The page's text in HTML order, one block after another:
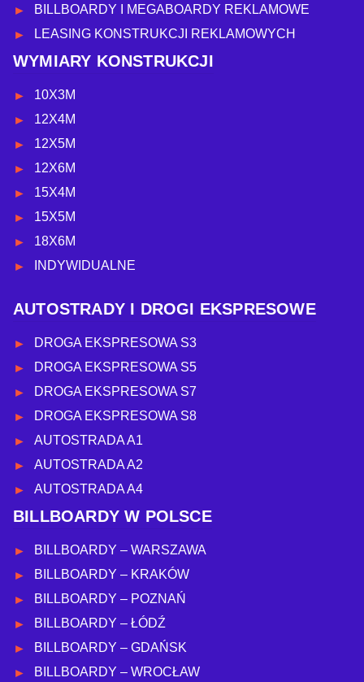
BILLBOARDY I MEGABOARDY REKLAMOWE
LEASING KONSTRUKCJI REKLAMOWYCH
WYMIARY KONSTRUKCJI
10X3M
12X4M
12X5M
12X6M
15X4M
15X5M
18X6M
INDYWIDUALNE
AUTOSTRADY I DROGI EKSPRESOWE
DROGA EKSPRESOWA S3
DROGA EKSPRESOWA S5
DROGA EKSPRESOWA S7
DROGA EKSPRESOWA S8
AUTOSTRADA A1
AUTOSTRADA A2
AUTOSTRADA A4
BILLBOARDY W POLSCE
BILLBOARDY – WARSZAWA
BILLBOARDY – KRAKÓW
BILLBOARDY – POZNAŃ
BILLBOARDY – ŁÓDŹ
BILLBOARDY – GDAŃSK
BILLBOARDY – WROCŁAW